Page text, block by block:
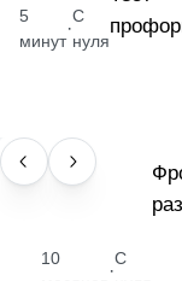
5
минут
·
С
нуля
ПРОФЕССИЯ
10
·
С